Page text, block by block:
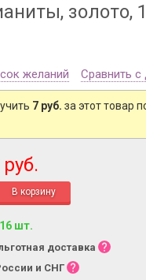
золото,
желаний Сравнить с
7 руб. за этот товар
шт.
доставка
и СНГ